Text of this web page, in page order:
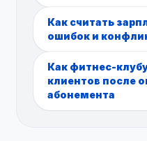
Как считать
ошибок и
Как фитнес-
клиентов после
абонемента